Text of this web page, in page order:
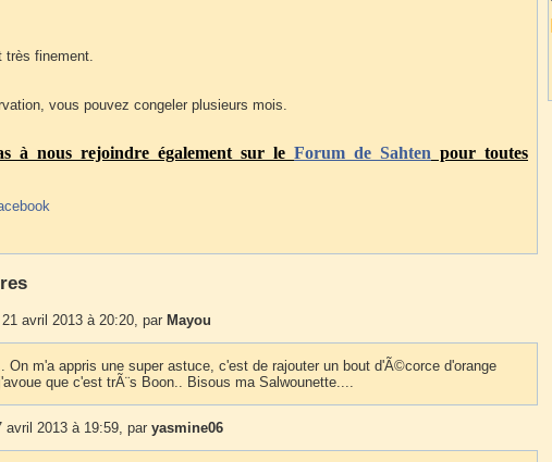
très finement.
vous pouvez congeler plusieurs mois.
à nous rejoindre également sur le Forum de Sahten pour toutes
avril 2013 à 20:20, par Mayou
On m'a appris une super astuce, c'est de rajouter un bout d'Ã©corce d'orange
que c'est trÃ¨s Boon.. Bisous ma Salwounette....
avril 2013 à 19:59, par yasmine06